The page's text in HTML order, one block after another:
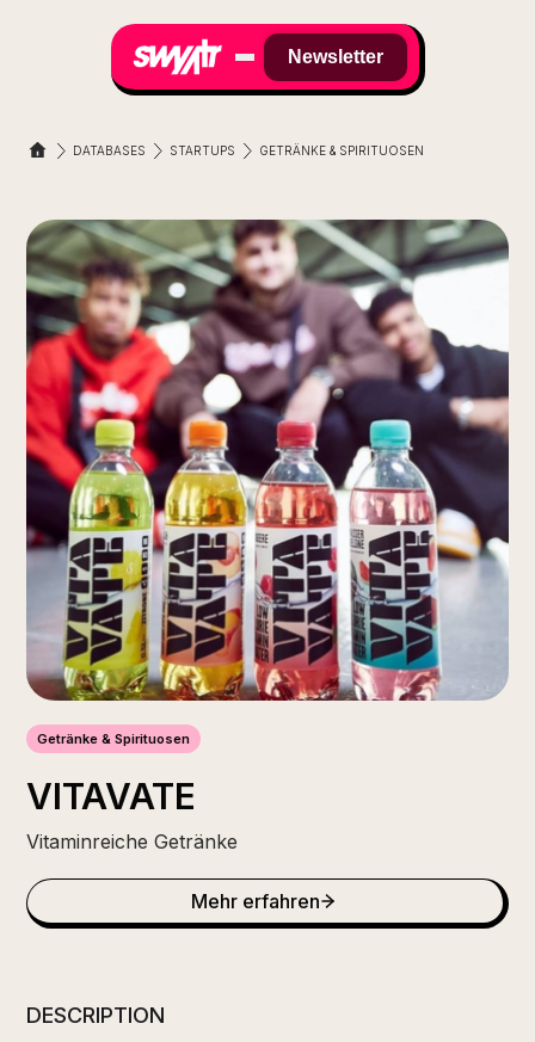
Newsletter
DATABASES STARTUPS GETRÄNKE & SPIRITUOSEN
Getränke & Spirituosen
VITAVATE
Vitaminreiche Getränke
Mehr erfahren
DESCRIPTION